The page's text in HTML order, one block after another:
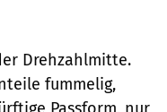
Drehzahlmitte.
fummelig,